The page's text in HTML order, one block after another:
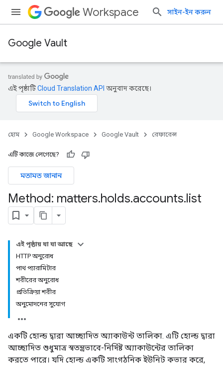
Workspace সাইন-ইন করুন
Google Vault
এই পৃষ্ঠাটিCloud Translation API অনুবাদ করেছে।
হোম Google Workspace Google Vault রেফারেন্স
এটি কাজে লেগেছে?
মতামত জানান
Method: matters.holds.accounts.list
এই পৃষ্ঠায় যা যা আছে
HTTP অনুরোধ
পাথ প্যারামিটার
শরীরের অনুরোধ
প্রতিক্রিয়া শরীর
অনুমোদনের সুযোগ
একটি হোল্ড দ্বারা আচ্ছাদিত অ্যাকাউন্ট তালিকা. এটি হোল্ড দ্বারা
আচ্ছাদিত শুধুমাত্র স্বতন্ত্রভাবে-নির্দিষ্ট অ্যাকাউন্টের তালিকা
করতে পারে। যদি হোল্ড একটি সাংগঠনিক ইউনিট কভার করে,